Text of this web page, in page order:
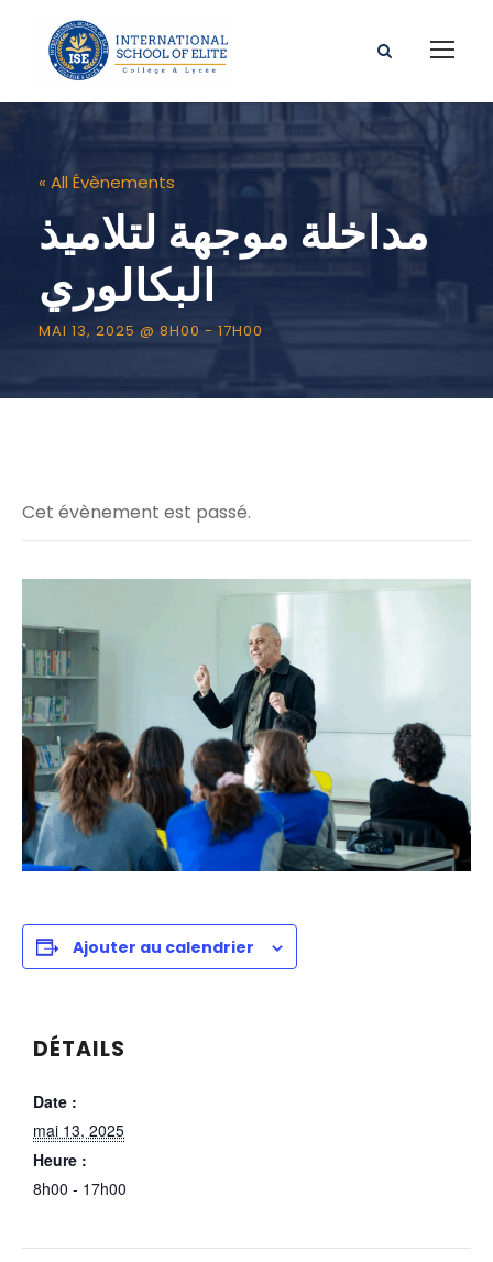
« All Évènements
مداخلة موجهة لتلاميذ
البكالوري
MAI 13, 2025 @ 8H00 - 17H00
Cet évènement est passé.
Ajouter au calendrier
DÉTAILS
Date :
mai 13, 2025
Heure :
8h00 - 17h00